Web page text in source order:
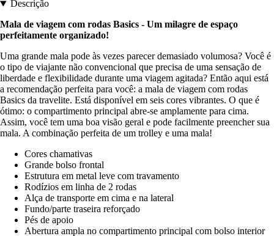
Descrição
Mala de viagem com rodas Basics - Um milagre de espaço
perfeitamente organizado!
Uma grande mala pode às vezes parecer demasiado volumosa? Você é
o tipo de viajante não convencional que precisa de uma sensação de
liberdade e flexibilidade durante uma viagem agitada? Então aqui está
a recomendação perfeita para você: a mala de viagem com rodas
Basics da travelite. Está disponível em seis cores vibrantes. O que é
ótimo: o compartimento principal abre-se amplamente para cima.
Assim, você tem uma boa visão geral e pode facilmente preencher sua
mala. A combinação perfeita de um trolley e uma mala!
Cores chamativas
Grande bolso frontal
Estrutura em metal leve com travamento
Rodízios em linha de 2 rodas
Alça de transporte em cima e na lateral
Fundo/parte traseira reforçado
Pés de apoio
Abertura ampla no compartimento principal com bolso interior